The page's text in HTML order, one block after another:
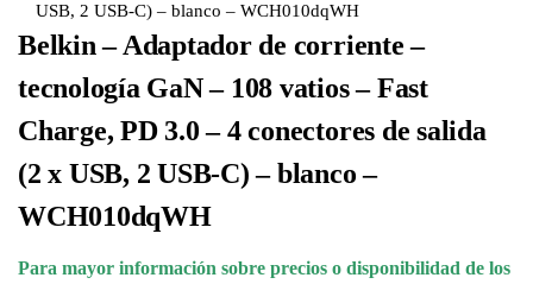
USB, 2 USB-C) – blanco – WCH010dqWH
Belkin – Adaptador de corriente –
tecnología GaN – 108 vatios – Fast
Charge, PD 3.0 – 4 conectores de salida
(2 x USB, 2 USB-C) – blanco –
WCH010dqWH
Para mayor información sobre precios o disponibilidad de los